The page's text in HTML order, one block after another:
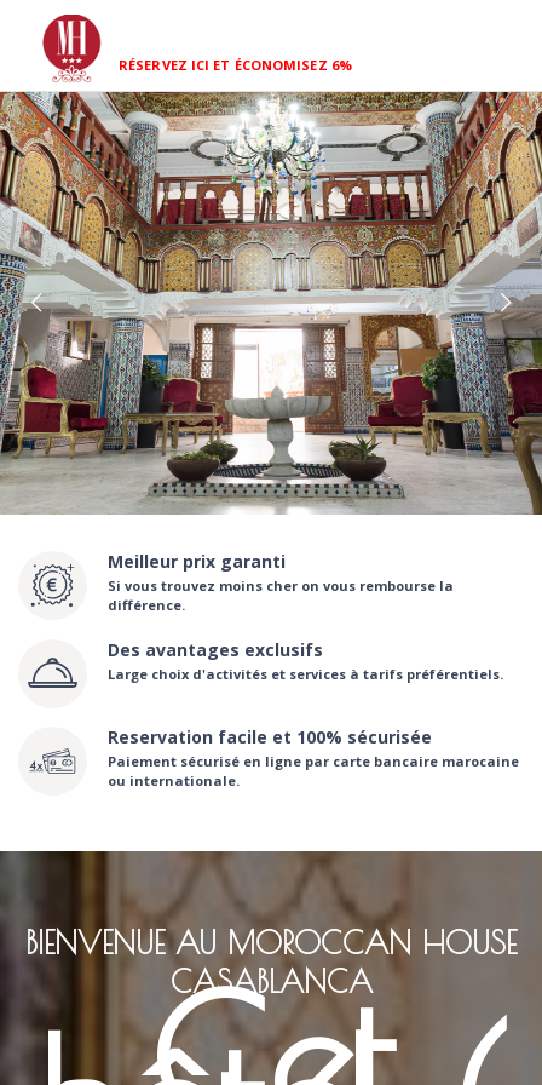
RÉSERVEZ ICI ET ÉCONOMISEZ 6%
Meilleur prix garanti
Si vous trouvez moins cher on vous rembourse la
différence.
Des avantages exclusifs
Large choix d'activités et services à tarifs préférentiels.
Reservation facile et 100% sécurisée
Paiement sécurisé en ligne par carte bancaire marocaine
ou internationale.
BIENVENUE AU MOROCCAN HOUSE
CASABLANCA